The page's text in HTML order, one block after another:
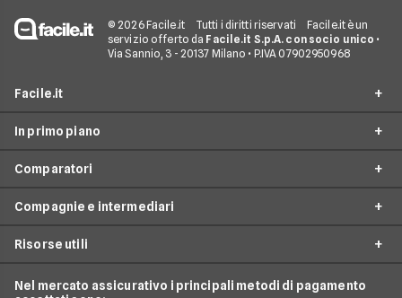
© 2026 Facile.it Tutti i diritti riservati
Facile.it è un
servizio offerto da Facile.it S.p.A. con socio unico •
Via Sannio, 3 - 20137 Milano • P.IVA 07902950968
Facile.it
Assicurazioni
Prestiti
Conti e Carte
In primo piano
Assicurazioni online
Assicurazione Auto
Assicurazione Moto
Assicurazione Casa
Comparatori
Preventivo assicurazione auto
Preventivo Assicurazione Moto
Compagnie e intermediari
Bene Assicurazioni
Risorse utili
Osservatorio Assicurazioni
Nel mercato assicurativo i principali metodi di pagamento